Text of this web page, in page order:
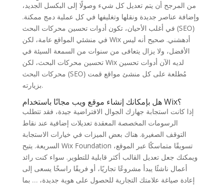
من المرجح أن يتم تعديل كل شيء وصولًا إلى البكسل الجديد،
وإضافة عناصر جديدة ونقلها وتغليفها في كل عملية دمج ممكنة.
في أغلب الأحيان، تكون أدوات تحسين محركات البحث (SEO)
في منشئي المواقع عامة، لكن Wix أدهشني. صحيح أنه ليس
الأفضل، ولا يزال يتعافى من سنوات من السمعة السيئة في
تحسين محركات البحث، لكن Wix لديه الآن أدوات تحسين
محركات البحث (SEO) مُطلعة على كل منشئ مواقع قمت
بزيارته.
هل بإمكانك إنشاء موقع ويب مجانًا باستخدام Wix؟
إذا كانت استجابة جهازك الجوال الافتراضية جيدة، فقد تتطلب
الرسومات المخصصة المعقدة تعديلات إضافية عند نقاط
التوقف الصغيرة. هناك بعض الميزات في خيارات الاستجابة
السريعة. يتيح Wix Foundation تسويقًا متماسكًا عبر الموقع،
ويمكنك جعل تعديل القالب أكثر قابلية للتطوير. سواء كنت رائد
أعمال ناشئًا يبدأ مشروعًا تجاريًا، أو فريقًا راسخًا يسعى إلى
إعادة صياغة علامتك التجارية للحصول على هوية جديدة، … بما